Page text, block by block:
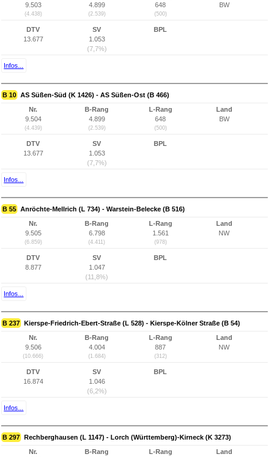
9.503
(4.438)
4.899
(2.539)
648
(500)
BW
DTV
13.677
SV
1.053
(7,7%)
BPL
Infos...
B 10 AS Süßen-Süd (K 1426) - AS Süßen-Ost (B 466)
Nr.
9.504
(4.439)
B-Rang
4.899
(2.539)
L-Rang
648
(500)
Land
BW
DTV
13.677
SV
1.053
(7,7%)
BPL
Infos...
B 55 Anröchte-Mellrich (L 734) - Warstein-Belecke (B 516)
Nr.
9.505
(6.859)
B-Rang
6.798
(4.411)
L-Rang
1.561
(978)
Land
NW
DTV
8.877
SV
1.047
(11,8%)
BPL
Infos...
B 237 Kierspe-Friedrich-Ebert-Straße (L 528) - Kierspe-Kölner Straße (B 54)
Nr.
9.506
(10.666)
B-Rang
4.004
(1.684)
L-Rang
887
(312)
Land
NW
DTV
16.874
SV
1.046
(6,2%)
BPL
Infos...
B 297 Rechberghausen (L 1147) - Lorch (Württemberg)-Kirneck (K 3273)
Nr.
B-Rang
L-Rang
Land